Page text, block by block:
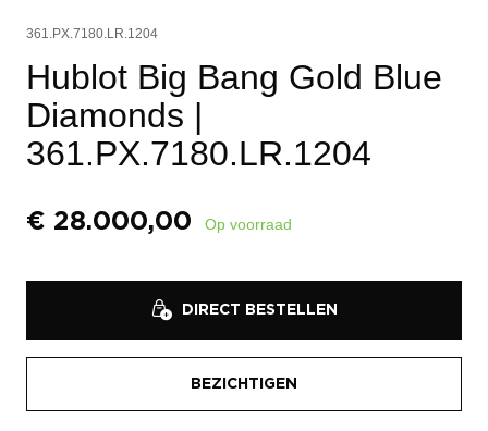
361.PX.7180.LR.1204
Hublot Big Bang Gold Blue
Diamonds |
361.PX.7180.LR.1204
€ 28.000,00 Op voorraad
DIRECT BESTELLEN
BEZICHTIGEN